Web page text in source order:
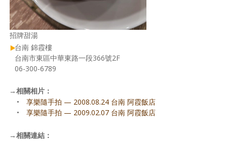
招牌甜湯
台南 錦霞樓
台南市東區中華東路一段366號2F
06-300-6789
→相關相片：
•
享樂隨手拍 — 2008.08.24 台南 阿霞飯店
•
享樂隨手拍 — 2009.02.07 台南 阿霞飯店
→相關連結：